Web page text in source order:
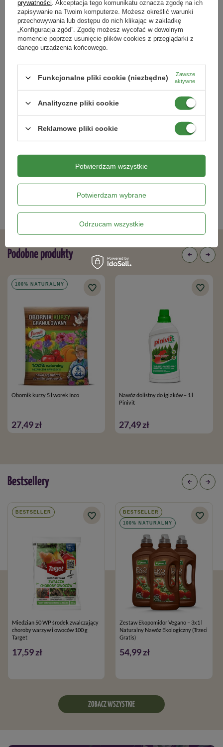
Pinivit
Kategorie powiązane
Nawozy dla roślin,Zdrowy trawnik po zimie,
Podobne produkty
100% NATURALNY
Obornik kurzy 5 l worek Inco
27,49 zł
Nawóz dolistny do iglaków – 1 l
Pinivit
27,49 zł
Bestsellery
BESTSELLER
Miedzian 50 WP środek zwalczający
choroby warzyw i owoców 100 g
Target
17,59 zł
BESTSELLER
100% NATURALNY
Zestaw Ekopomidor Vegano – 3x1 l
Naturalny Nawóz Ekologiczny (Trzeci
Gratis)
54,99 zł
ZOBACZ WSZYSTKIE
prywatności . Akceptacja tego komunikatu oznacza zgodę na ich
zapisywanie na Twoim komputerze. Możesz określić warunki
przechowywania lub dostępu do nich klikając w zakładkę
„Konfiguracja zgód”. Zgodę możesz wycofać w dowolnym
momencie poprzez usunięcie plików cookies z przeglądarki z
danego urządzenia końcowego.
Funkcjonalne pliki cookie (niezbędne)
Zawsze
aktywne
Analityczne pliki cookie
Reklamowe pliki cookie
Potwierdzam wybrane
Odrzucam wszystkie
Potwierdzam wszystkie